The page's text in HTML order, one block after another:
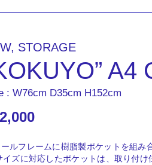
, STORAGE
A4
: W76cm D35cm H152cm
ールフレームに樹脂製ポケットを組み
イズに対応したポケットは、取り付